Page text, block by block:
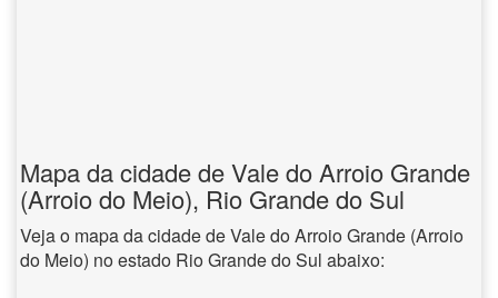
Mapa da cidade de Vale do Arroio Grande
(Arroio do Meio), Rio Grande do Sul
Veja o mapa da cidade de Vale do Arroio Grande (Arroio
do Meio) no estado Rio Grande do Sul abaixo: